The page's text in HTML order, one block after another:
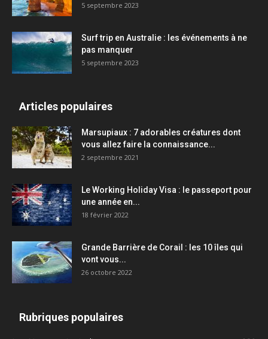
5 septembre 2023
Surf trip en Australie : les événements à ne
pas manquer
5 septembre 2023
Articles populaires
Marsupiaux : 7 adorables créatures dont
vous allez faire la connaissance...
2 septembre 2021
Le Working Holiday Visa : le passeport pour
une année en...
18 février 2022
Grande Barrière de Corail : les 10 îles qui
vont vous...
26 octobre 2022
Rubriques populaires